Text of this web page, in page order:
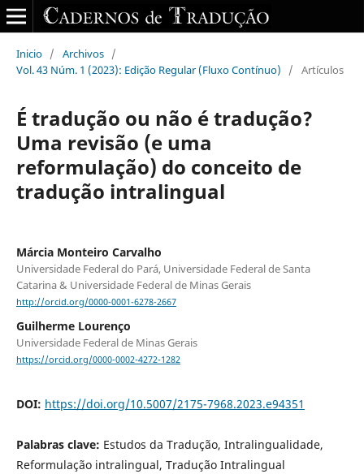
Inicio / Archivos /
Vol. 43 Núm. 1 (2023): Edição Regular (Fluxo Contínuo)
/ Artículos
É tradução ou não é tradução?
Uma revisão (e uma
reformulação) do conceito de
tradução intralingual
Márcia Monteiro Carvalho
Universidade Federal do Pará, Universidade Federal de Santa
Catarina & Universidade Federal de Minas Gerais
http://orcid.org/0000-0001-6278-2667
Guilherme Lourenço
Universidade Federal de Minas Gerais
https://orcid.org/0000-0002-4272-1282
DOI: https://doi.org/10.5007/2175-7968.2023.e94351
Palabras clave: Estudos da Tradução, Intralingualidade,
Reformulação intralingual, Tradução Intralingual